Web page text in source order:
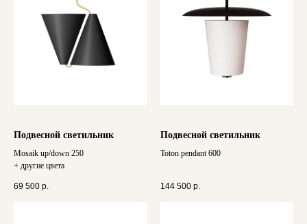
Подвесной светильник
Mosaik up/down 250
+ другие цвета
69 500 р.
Подвесной светильник
Toton pendant 600
144 500 р.